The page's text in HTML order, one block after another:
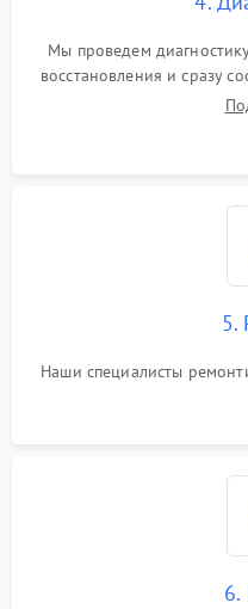
Мы проведем
восстановления и сразу
5.
Наши специалисты
6.